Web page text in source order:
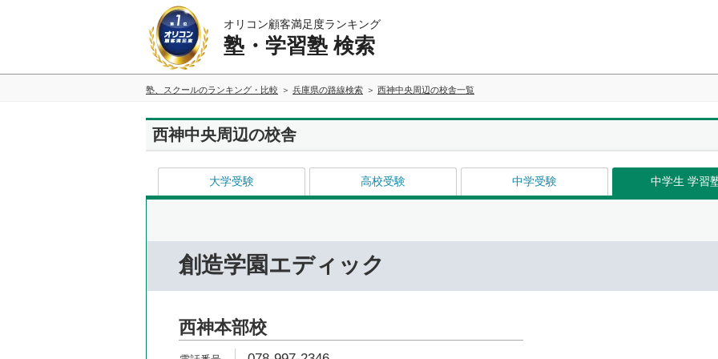
オリコン顧客満足度ランキング
塾・学習塾 検索
塾、スクールのランキング・比較 兵庫県の路線検索 西神中央周辺の校舎一覧
西神中央周辺の校舎
大学受験 高校受験 中学受験 中学生 学習
創造学園エディック
西神本部校